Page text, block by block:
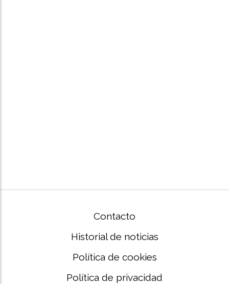
Contacto
Historial de noticias
Política de cookies
Política de privacidad